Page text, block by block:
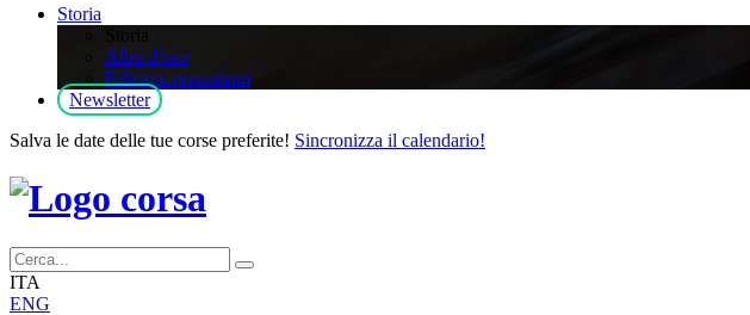
Storia
Albo d’oro
Edizioni precedenti
Newsletter
Salva le date delle tue corse preferite! Sincronizza il calendario!
ITA
ENG